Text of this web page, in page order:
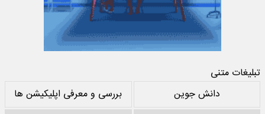
تبلیغات متنی
دانش جوین
بررسی و معرفی اپلیکیشن ها